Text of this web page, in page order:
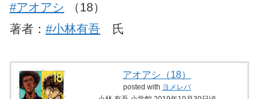
#アオアシ （18）
著者： #小林有吾 氏
アオアシ（18）
posted with ヨメレバ